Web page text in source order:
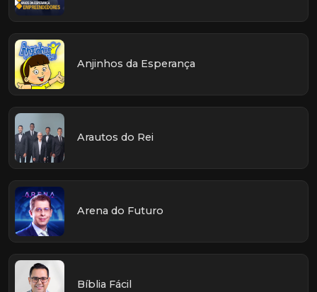
Anjinhos da Esperança
Arautos do Rei
Arena do Futuro
Bíblia Fácil